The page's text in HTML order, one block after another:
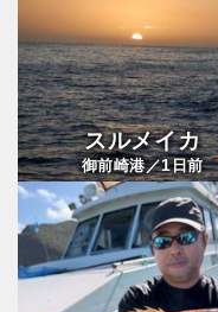
スルメイカ
御前崎港／1日前